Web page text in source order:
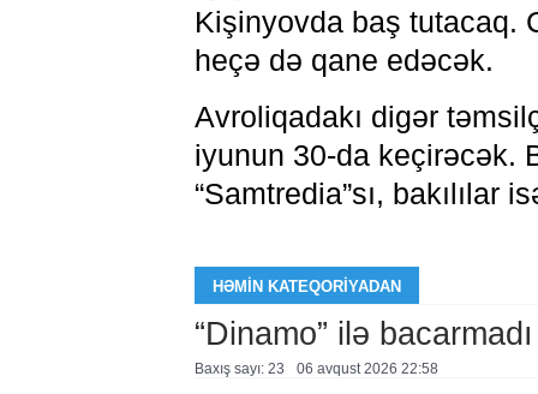
Kişinyovda baş tutacaq.
heçə də qane edəcək.
Avroliqadakı digər
iyunun 30-da keçirəcək.
“Samtredia”sı, bakılılar
HƏMIN KATEQORIYADAN
“Dinamo” ilə bacarmadı
Baxış sayı: 23 06 avqust 2026 22:58